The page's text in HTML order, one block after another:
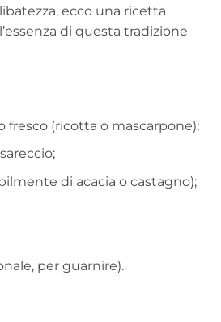
ecco una ricetta
di questa tradizione
fresco (ricotta o mascarpone);
di acacia o castagno);
per guarnire).